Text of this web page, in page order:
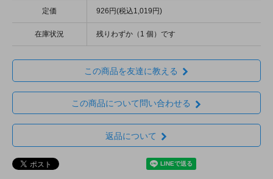
定価 926円(税込1,019円)
在庫状況 残りわずか（1 個）です
この商品を友達に教える
この商品について問い合わせる
返品について